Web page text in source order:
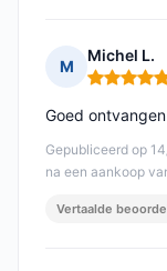
M
Michel L.
Gepubliceerd op
na een aankoop
Goed
Vertaalde